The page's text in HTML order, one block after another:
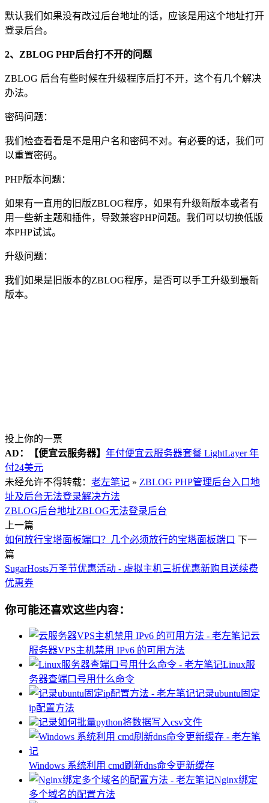
默认我们如果没有改过后台地址的话，应该是用这个地址打开
登录后台。
2、ZBLOG PHP后台打不开的问题
ZBLOG 后台有些时候在升级程序后打不开，这个有几个解决
办法。
密码问题：
我们检查看看是不是用户名和密码不对。有必要的话，我们可
以重置密码。
PHP版本问题：
如果有一直用的旧版ZBLOG程序，如果有升级新版本或者有
用一些新主题和插件，导致兼容PHP问题。我们可以切换低版
本PHP试试。
升级问题：
我们如果是旧版本的ZBLOG程序，是否可以手工升级到最新
版本。
投上你的一票
AD：
【便宜云服务器】 年付便宜云服务器套餐 LightLayer 年
付24美元
未经允许不得转载： 老左笔记 » ZBLOG PHP管理后台入口地
址及后台无法登录解决方法
ZBLOG后台地址ZBLOG无法登录后台
上一篇
如何放行宝塔面板端口？几个必须放行的宝塔面板端口 下一
篇
SugarHosts万圣节优惠活动 - 虚拟主机三折优惠新购且送续费
优惠券
你可能还喜欢这些内容：
云
服务器VPS主机禁用 IPv6 的可用方法
Linux服
务器查端口号用什么命令
记录ubuntu固定
ip配置方法
记录如何批量python将数据写入csv文件
Windows 系统利用 cmd刷新dns命令更新缓存
Nginx绑定
多个域名的配置方法